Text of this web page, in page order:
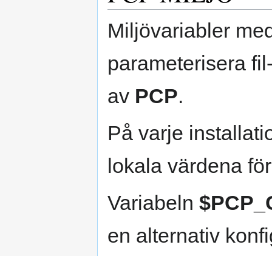
Miljövariabler
parameterisera
av PCP.
På varje
lokala värdena
Variabeln
en alternativ